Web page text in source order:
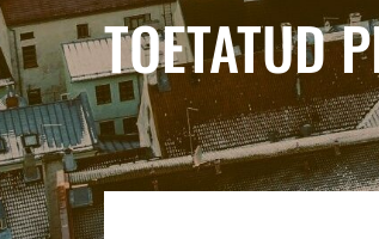
TOETATUD